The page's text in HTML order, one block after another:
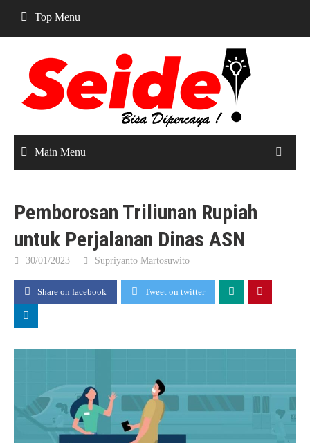
content
Top Menu
Main Menu
Pemborosan Triliunan Rupiah
untuk Perjalanan Dinas ASN
30/01/2023 Supriyanto Martosuwito
Share on facebook Tweet on twitter